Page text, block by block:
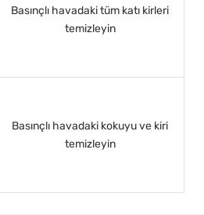
Basınçlı havadaki tüm katı kirleri
temizleyin
Basınçlı havadaki kokuyu ve kiri
temizleyin